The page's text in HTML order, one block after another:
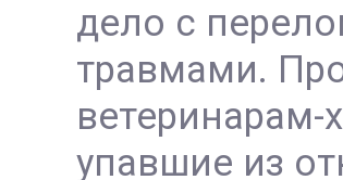
дело с
травмами.
упавшие из